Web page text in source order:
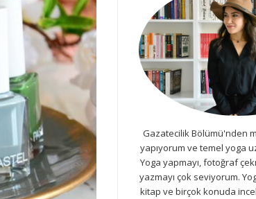
Gazatecilik Bölümü'nden
yapıyorum ve temel yoga
Yoga yapmayı, fotoğraf
yazmayı çok seviyorum.
kitap ve birçok konuda